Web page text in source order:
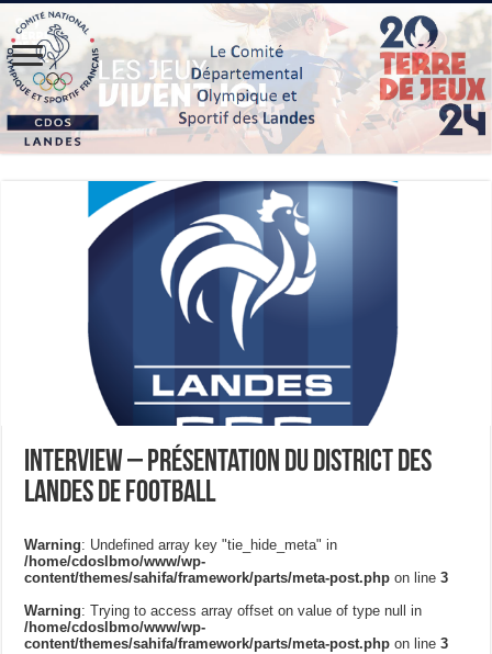
Interview – Présentation du District des
Landes de Football
Warning: Undefined array key "tie_hide_meta" in
/home/cdoslbmo/www/wp-
content/themes/sahifa/framework/parts/meta-post.php on line3
Warning: Trying to access array offset on value of type null in
/home/cdoslbmo/www/wp-
content/themes/sahifa/framework/parts/meta-post.php on line3